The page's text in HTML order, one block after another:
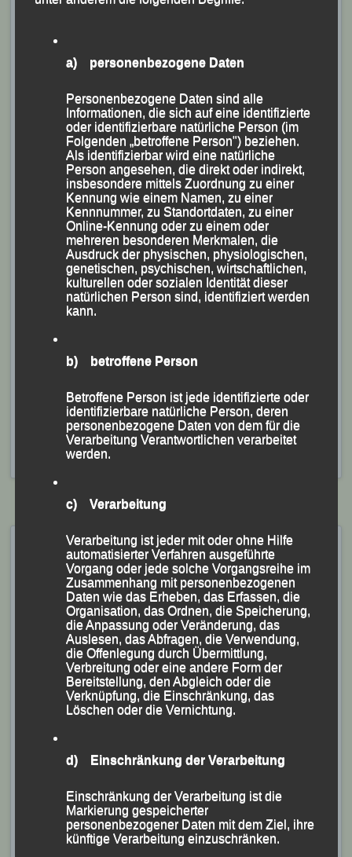
Triathlet Sebastian Liebl auf der Marathonstrecke
Das LG-Duo mit ihrem Trainer Mario Bernhardt zeigte
sich sehr zufrieden mit den Leistungen und fühlt sich
bestens gerüstet für die anstehenden Wettkämpfe.
VeröffentlichtinAktuelles,Archiv 2024|Markiert mitLinz
Linz Donau Marathon
ALOHA-Winterlauf – Linz,
21.01.2024
Veröffentlicht am21. Januar 2024vonlgpassau
LG-Ausdauer-Athlet beim Linzer „ALOHA-Winterlauf“
wieder im Wettkampfmodus
(KS.) Nach mehrwöchiger Trainings- und
Wettkampfpause stieg Sebastian Liebl von der
Leichtathletik Gemeinschaft (LG) Passau, eigentlich
„gelernter“ Triathlet, mit einem spontanen Start beim „5-
Landeshauptstadt Linz, bei dem knapp 100 Teilnehmer
aus Österreich und Bayern am Start waren, wieder in
den Wettkampfmodus ein.
a) personenbezogene Daten
Personenbezogene Daten sind alle
Informationen, die sich auf eine identifizierte
oder identifizierbare natürliche Person (im
Folgenden „betroffene Person") beziehen.
Als identifizierbar wird eine natürliche
Person angesehen, die direkt oder indirekt,
insbesondere mittels Zuordnung zu einer
Kennung wie einem Namen, zu einer
Kennnummer, zu Standortdaten, zu einer
Online-Kennung oder zu einem oder
mehreren besonderen Merkmalen, die
Ausdruck der physischen, physiologischen,
genetischen, psychischen, wirtschaftlichen,
kulturellen oder sozialen Identität dieser
natürlichen Person sind, identifiziert werden
kann.
b) betroffene Person
Betroffene Person ist jede identifizierte oder
identifizierbare natürliche Person, deren
personenbezogene Daten von dem für die
Verarbeitung Verantwortlichen verarbeitet
werden.
c) Verarbeitung
Verarbeitung ist jeder mit oder ohne Hilfe
automatisierter Verfahren ausgeführte
Vorgang oder jede solche Vorgangsreihe im
Zusammenhang mit personenbezogenen
Daten wie das Erheben, das Erfassen, die
Organisation, das Ordnen, die Speicherung,
die Anpassung oder Veränderung, das
Auslesen, das Abfragen, die Verwendung,
die Offenlegung durch Übermittlung,
Verbreitung oder eine andere Form der
Bereitstellung, den Abgleich oder die
Verknüpfung, die Einschränkung, das
Löschen oder die Vernichtung.
d) Einschränkung der Verarbeitung
Einschränkung der Verarbeitung ist die
Markierung gespeicherter
personenbezogener Daten mit dem Ziel, ihre
künftige Verarbeitung einzuschränken.